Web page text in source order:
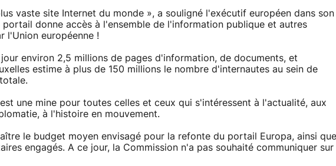
vaste site Internet du monde », a souligné l'exécutif européen dans son
donne accès à l'ensemble de l'information publique et autres
l'Union européenne !
environ 2,5 millions de pages d'information, de documents, et
estime à plus de 150 millions le nombre d'internautes au sein de
une mine pour toutes celles et ceux qui s'intéressent à l'actualité, aux
à l'histoire en mouvement.
le budget moyen envisagé pour la refonte du portail Europa, ainsi que
engagés. A ce jour, la Commission n'a pas souhaité communiquer sur